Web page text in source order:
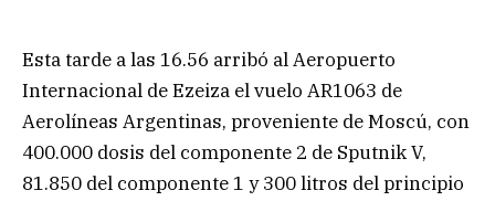
Esta tarde a las 16.56 arribó al Aeropuerto
Internacional de Ezeiza el vuelo AR1063 de
Aerolíneas Argentinas, proveniente de Moscú, con
400.000 dosis del componente 2 de Sputnik V,
81.850 del componente 1 y 300 litros del principio